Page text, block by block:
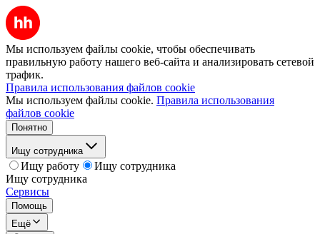
Мы используем файлы cookie, чтобы обеспечивать
правильную работу нашего веб-сайта и анализировать сетевой
трафик.
Правила использования файлов cookie
Мы используем файлы cookie. Правила использования
файлов cookie
Понятно
Ищу сотрудника
Ищу работу
Ищу сотрудника
Ищу сотрудника
Сервисы
Помощь
Ещё